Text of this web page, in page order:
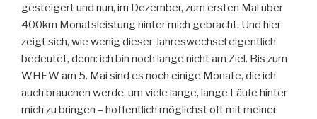
gesteigert und nun, im Dezember, zum ersten Mal über
400km Monatsleistung hinter mich gebracht. Und hier
zeigt sich, wie wenig dieser Jahreswechsel eigentlich
bedeutet, denn: ich bin noch lange nicht am Ziel. Bis zum
WHEW am 5. Mai sind es noch einige Monate, die ich
auch brauchen werde, um viele lange, lange Läufe hinter
mich zu bringen – hoffentlich möglichst oft mit meiner